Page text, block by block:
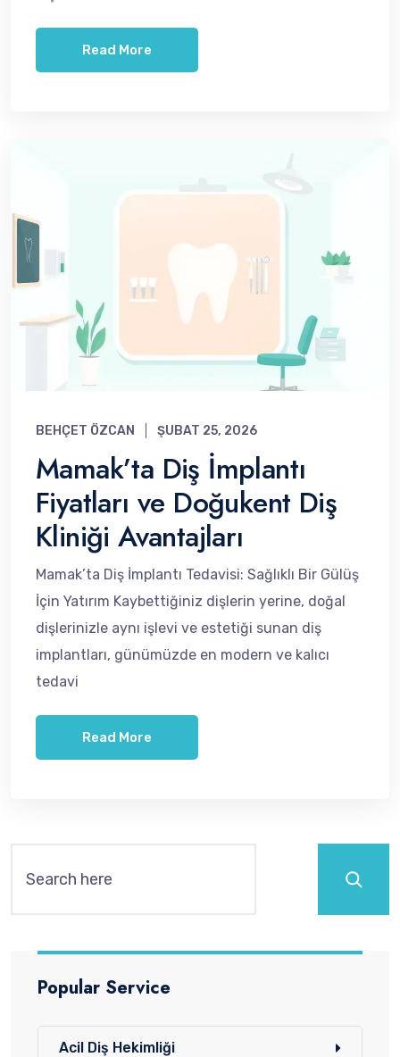
Read More
BEHÇET ÖZCAN ŞUBAT 25, 2026
Mamak’ta Diş İmplantı
Fiyatları ve Doğukent Diş
Kliniği Avantajları
Mamak’ta Diş İmplantı Tedavisi: Sağlıklı Bir Gülüş
İçin Yatırım Kaybettiğiniz dişlerin yerine, doğal
dişlerinizle aynı işlevi ve estetiği sunan diş
implantları, günümüzde en modern ve kalıcı
tedavi
Read More
Popular Service
Acil Diş Hekimliği